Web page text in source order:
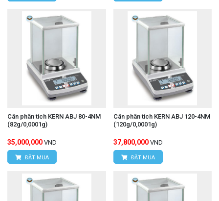
Cân phân tích KERN ABJ 80-4NM
(82g/0,0001g)
35,000,000 VND
ĐẶT MUA
Cân phân tích KERN ABJ 120-4NM
(120g/0,0001g)
37,800,000 VND
ĐẶT MUA